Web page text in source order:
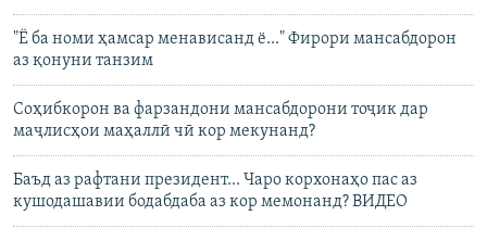
"Ё ба номи ҳамсар менависанд ё..." Фирори мансабдорон
аз қонуни танзим
Соҳибкорон ва фарзандони мансабдорони тоҷик дар
маҷлисҳои маҳаллӣ чӣ кор мекунанд?
Баъд аз рафтани президент... Чаро корхонаҳо пас аз
кушодашавии бодабдаба аз кор мемонанд? ВИДЕО